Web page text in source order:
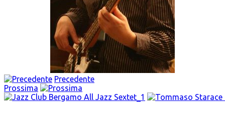
Precedente
Prossima